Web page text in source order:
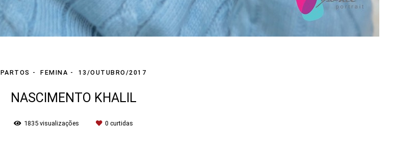
PARTOS FEMINA 13/OUTUBRO/2017
NASCIMENTO KHALIL
1835 visualizações 0 curtidas